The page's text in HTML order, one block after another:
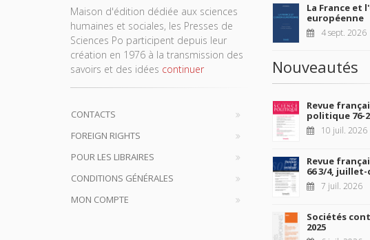
Maison d'édition dédiée aux sciences
humaines et sociales, les Presses de
Sciences Po participent depuis leur
création en 1976 à la transmission des
savoirs et des idées continuer
CONTACTS
FOREIGN RIGHTS
POUR LES LIBRAIRES
CONDITIONS GÉNÉRALES
MON COMPTE
La France et
européenne
4 sept. 2026
Nouveautés
Revue
politique 76-
10 juil. 2026
Revue
66 3/4, juillet-
7 juil. 2026
Sociétés
2025